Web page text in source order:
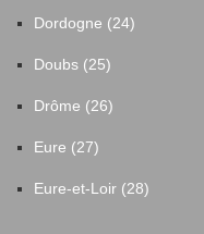
Dordogne (24)
Doubs (25)
Drôme (26)
Eure (27)
Eure-et-Loir (28)